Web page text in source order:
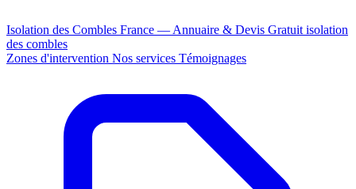
Isolation des Combles France — Annuaire & Devis Gratuit isolation
des combles
Zones d'intervention Nos services Témoignages